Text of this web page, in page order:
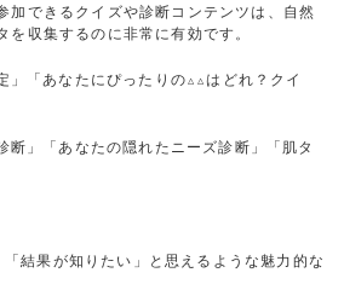
加できるクイズや診断コンテンツは、自然
を収集するのに非常に有効です。
」「あなたにぴったりの△△はどれ？クイ
断」「あなたの隠れたニーズ診断」「肌タ
結果が知りたい」と思えるような魅力的な